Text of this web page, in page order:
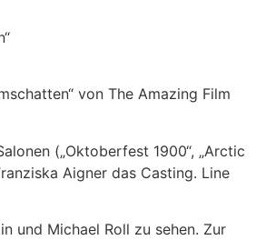
von The Amazing Film
(„Oktoberfest 1900“, „Arctic
Aigner das Casting. Line
und Michael Roll zu sehen. Zur